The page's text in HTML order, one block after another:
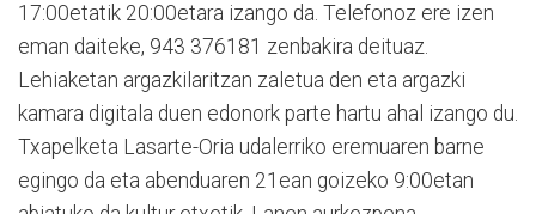
17:00etatik 20:00etara izango da. Telefonoz ere izen
eman daiteke, 943 376181 zenbakira deituaz.
Lehiaketan argazkilaritzan zaletua den eta argazki
kamara digitala duen edonork parte hartu ahal izango du.
Txapelketa Lasarte-Oria udalerriko eremuaren barne
egingo da eta abenduaren 21ean goizeko 9:00etan